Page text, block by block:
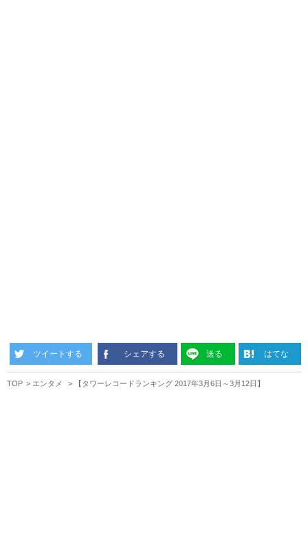
ツイートする シェアする 送る はてな
TOP エンタメ 【タワーレコードランキング 2017年3月6日～3月12日】